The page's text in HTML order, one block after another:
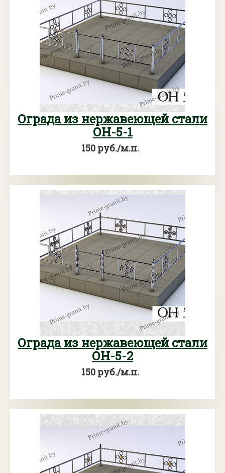
Ограда из нержавеющей стали
ОН-5-1
150 руб./м.п.
Ограда из нержавеющей стали
ОН-5-2
150 руб./м.п.